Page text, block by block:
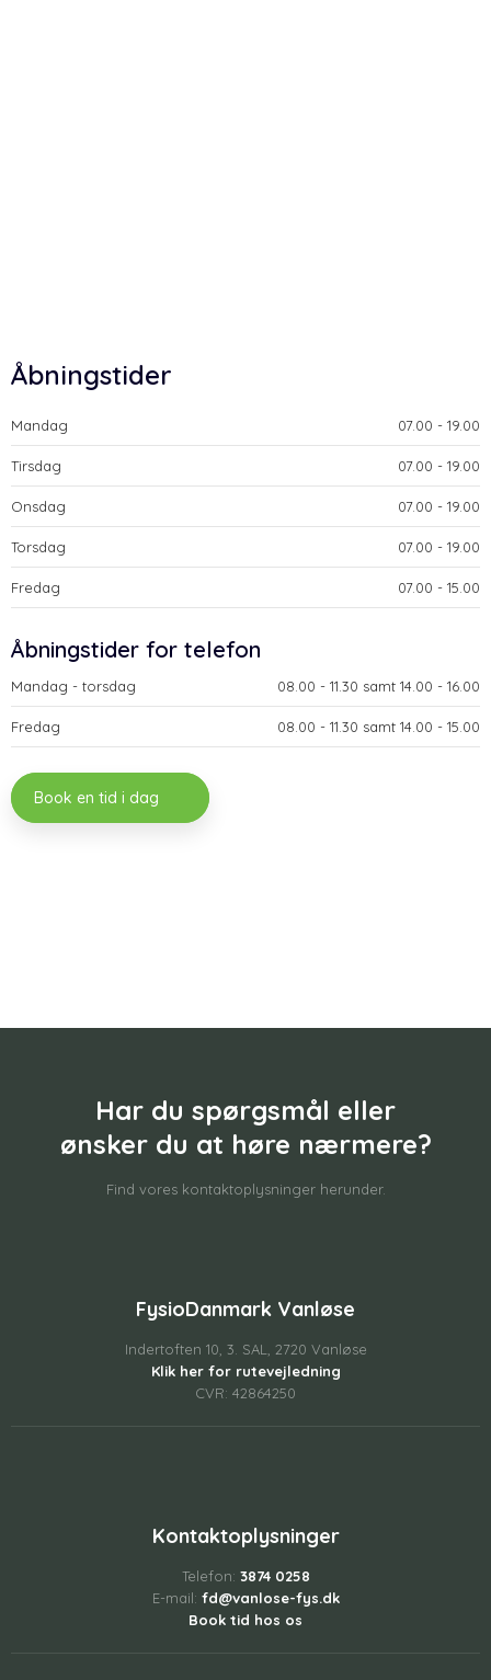
Åbningstider
Mandag ​07.00 - 19.00​
Tirsdag ​07.00 - 19.00​
Onsdag ​07.00 - 19.00​
Torsdag ​07.00 - 19.00​
Fredag ​07.00 - 15.00​
​Åbningstider for telefon
Mandag - torsdag​ ​08.00 - 11.30 samt 14.00 - 16.00​
Fredag ​08.00 - 11.30 samt 14.00 - 15.00
Book en tid i dag
Har du spørgsmål eller
​ønsker du at høre nærmere?
Find vores kontaktoplysninger herunder.
FysioDanmark Vanløse
Indertoften 10, 3. SAL, 2720 Vanløse
Klik her for rutevejledning
CVR: 42864250
Kontaktoplysninger
Telefon: 3874 0258
E-mail: fd@vanlose-fys.dk
Book tid hos os